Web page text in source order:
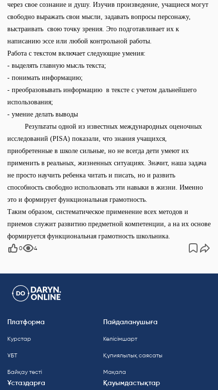
через свое сознание и душу. Изучив произведение, учащиеся могут
свободно выражать свои мысли, задавать вопросы персонажу,
выстраивать свою точку зрения. Это подготавливает их к
написанию эссе или любой контрольной работы.
Работа с текстом включает следующие умения:
- выделять главную мысль текста;
- понимать информацию;
- преобразовывать информацию в тексте с учетом дальнейшего
использования;
- умение делать выводы
Результаты одной из известных международных оценочных
исследований (PISA) показали, что знания учащихся,
приобретенные в школе сильные, но не всегда дети умеют их
применить в реальных, жизненных ситуациях. Значит, наша задача
не просто научить ребенка читать и писать, но и развить
способность свободно использовать эти навыки в жизни. Именно
это и формирует функциональная грамотность.
Таким образом, систематическое применение всех методов и
приемов служит развитию предметной компетенции, а на их основе
формируется функциональная грамотность школьника.
0 4
Платформа
Курстар
ҰБТ
Байқау тесті
Пайдаланушыға
Келісімшарт
Құпиялылық саясаты
Мақала
Ұстаздарға Қауымдастықтар